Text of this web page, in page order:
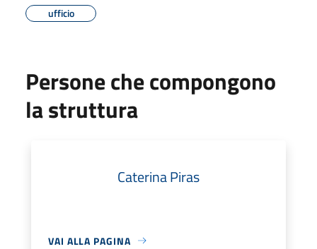
ufficio
Persone che compongono
la struttura
Caterina Piras
VAI ALLA PAGINA